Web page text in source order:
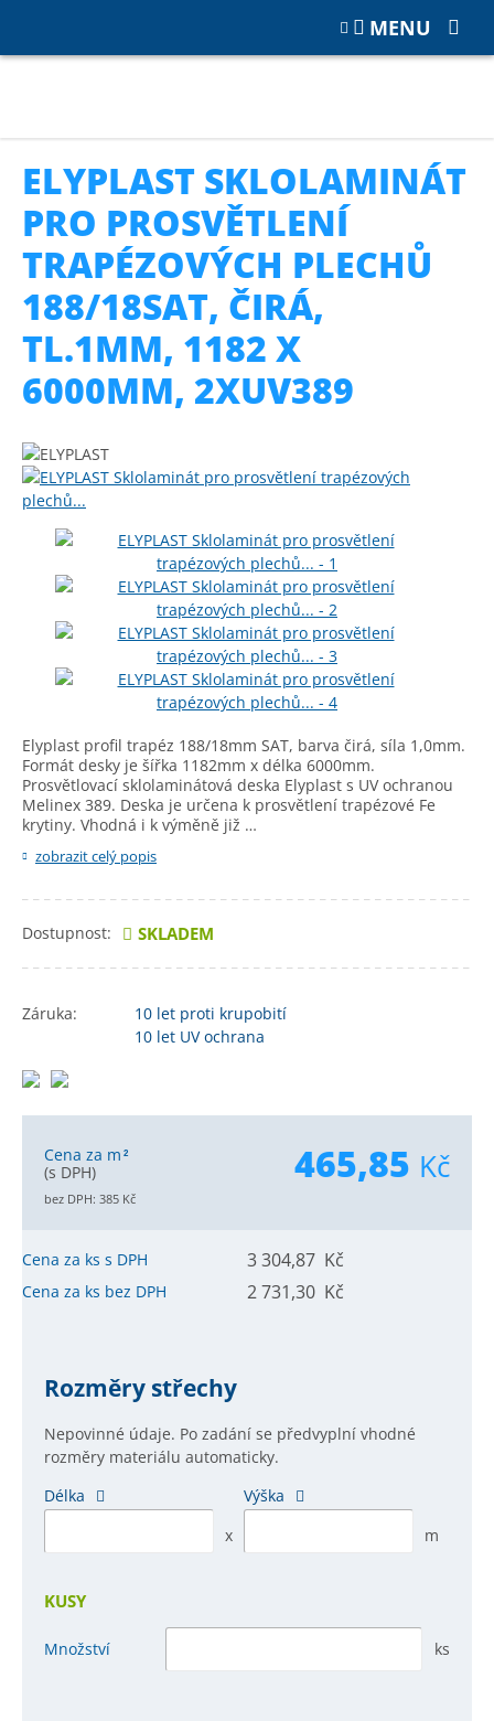
ELYPLAST SKLOLAMINÁT
PRO PROSVĚTLENÍ
TRAPÉZOVÝCH PLECHŮ
188/18SAT, ČIRÁ,
TL.1MM, 1182 X
6000MM, 2XUV389
Elyplast profil trapéz 188/18mm SAT, barva čirá, síla 1,0mm.
Formát desky je šířka 1182mm x délka 6000mm.
Prosvětlovací sklolaminátová deska Elyplast s UV ochranou
Melinex 389. Deska je určena k prosvětlení trapézové Fe
krytiny. Vhodná i k výměně již …
zobrazit celý popis
Dostupnost: SKLADEM
Záruka: 10 let proti krupobití
10 let UV ochrana
Cena za m 2
(s DPH) 465,85 Kč
bez DPH: 385 Kč
Cena za ks s DPH 3 304,87 Kč
Cena za ks bez DPH 2 731,30 Kč
Rozměry střechy
Nepovinné údaje. Po zadání se předvyplní vhodné
rozměry materiálu automaticky.
Délka
x
Výška
m
KUSY
Množství ks
MENU